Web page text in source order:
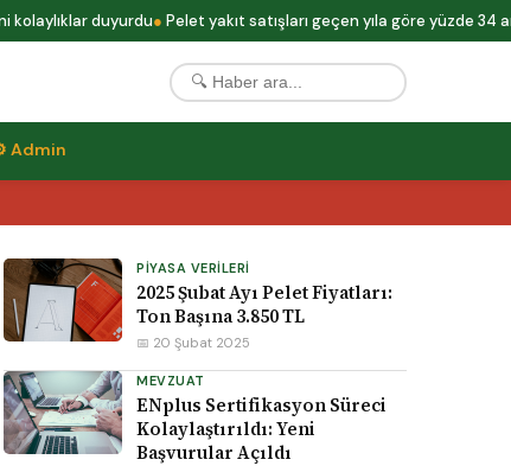
duyurdu Pelet yakıt satışları geçen yıla göre yüzde 34 arttı
Admin
PIYASA VERILERI
2025 Şubat Ayı Pelet Fiyatları:
Ton Başına 3.850 TL
📅 20 Şubat 2025
MEVZUAT
ENplus Sertifikasyon Süreci
Kolaylaştırıldı: Yeni
Başvurular Açıldı